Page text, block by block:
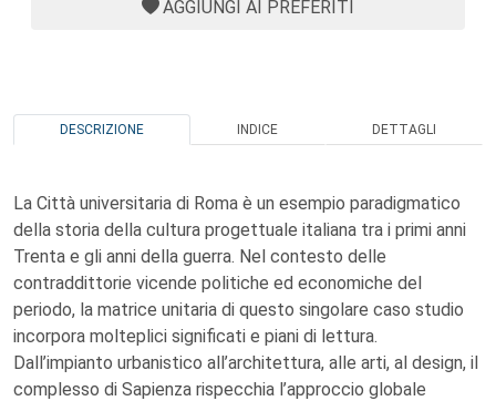
AGGIUNGI AI PREFERITI
DESCRIZIONE INDICE DETTAGLI
La Città universitaria di Roma è un esempio paradigmatico
della storia della cultura progettuale italiana tra i primi anni
Trenta e gli anni della guerra. Nel contesto delle
contraddittorie vicende politiche ed economiche del
periodo, la matrice unitaria di questo singolare caso studio
incorpora molteplici significati e piani di lettura.
Dall’impianto urbanistico all’architettura, alle arti, al design, il
complesso di Sapienza rispecchia l’approccio globale